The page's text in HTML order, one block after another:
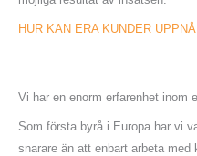
HUR KAN ERA KUNDER
Vi har en enorm erfarenhet inom
Som första byrå i Europa har vi
snarare än att enbart arbeta med